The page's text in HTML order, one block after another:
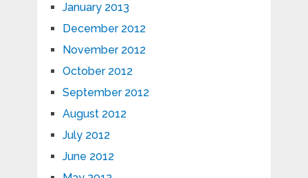
January 2013
December 2012
November 2012
October 2012
September 2012
August 2012
July 2012
June 2012